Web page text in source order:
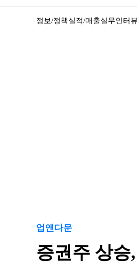
정보/정책실적/매출실무인터뷰
업앤다운
증권주 상승